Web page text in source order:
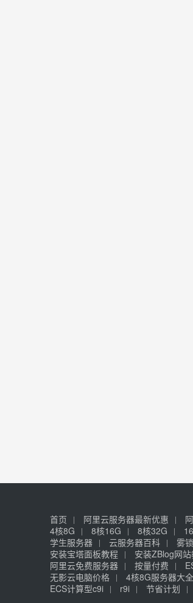
首页 阿里云服务器最新优惠
4核8G
8核16G 8核32G
学生服务器
云服务器百科 雾
安装宝塔面板教程
安装ZBlog网
阿里云免费服务器
按量付费
无影云电脑价格
4核8G服务器大全
ECS计算型c9i
r9i 节省计划